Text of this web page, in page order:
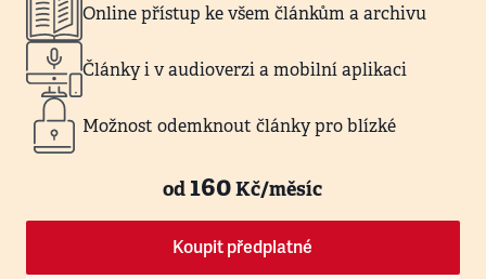
Online přístup ke všem článkům a archivu
Články i v audioverzi a mobilní aplikaci
Možnost odemknout články pro blízké
od160Kč/měsíc
Koupit předplatné